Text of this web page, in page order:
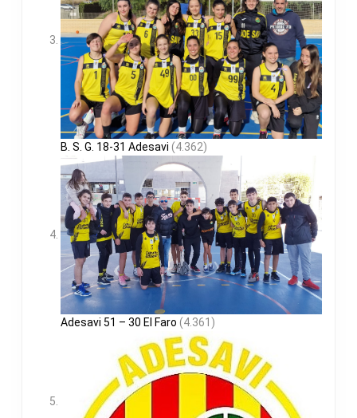
B. S. G. 18-31 Adesavi (4.362)
Adesavi 51 – 30 El Faro (4.361)